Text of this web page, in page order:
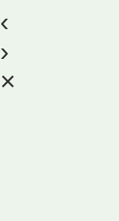
‹
›
×